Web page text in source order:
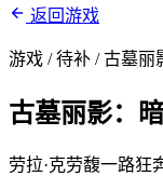
返回游戏
游戏 / 待补 / 古墓丽
古墓丽影：
劳拉·克劳馥一路狂